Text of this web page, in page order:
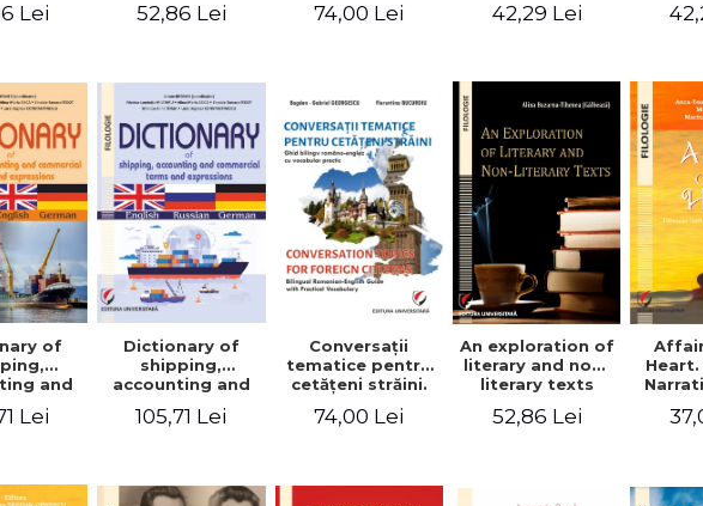
Lei
discours propre
52,86 Lei
pentru cetăţenii
roumain et en
citoyens
étrangers
74,00 Lei 42,29 Lei
of
and
and
Lei
Dictionary of
shipping,
accounting and
terms and
105,71 Lei
Conversaţii
tematice pentru
cetăţeni străini.
româno-englez
74,00 Lei
An exploration of
literary and non-
literary texts
52,86 Lei